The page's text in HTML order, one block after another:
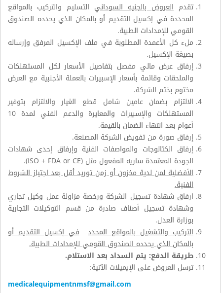
تقدم العروض بالجنيه السوداني التسليم والتركيب بالمواقع
المحددة في إكسيل التقديم أو بالمكان الذي يحدده الصندوق
القومي للإمدادات الطبية.
ملء كل الأعمدة المطلوبة في ملف الإكسيل المرفق وإرساله
بصيغة الإكسيل.
إرفاق عرض مالي مفصل بتفاصيل الأسعار لكل المستهلكات
والملحقات وقائمة بأسعار الإسبيرات بالعملة الأجنبية مع العرض
مختوم بختم الشركة.
الالتزام بضمان عامين شامل قطع الغيار والالتزام بتوفير
المستهلكات والإسبيرات والمعايرة والدعم الفني لمدة 10
أعوام بعد انتهاء الضمان بالقيمة.
إرفاق صورة من تفويض الشركة المصنعة.
إرفاق الكتالوجات والمواصفات الفنية وإرفاق إحدى شهادات
الجودة المعتمدة ساريه المفعول مثل (FDA or CE
+
ISO
)
.
الأفضلية لمن لدية مخزون أو زمن توريد أقل بعد اجتياز الشروط
الفنية.
ارفاق شهادة تسجيل الشركة ورخصة مزاولة عمل وكيل تجاري
وشهادة تسجيل أصناف صادرة من قسم التوكيلات التجارية
بوزارة العدل.
التركيب والتشغيل بالمواقع المحدد
في إكسيل التقديم أو
بالمكان الذي يحدده الصندوق القومي للإمدادات الطبية.
طريقة الدفع: يتم السداد بعد الاستلام.
ترسل العروض على الإيميلات الآتية:
medicalequipmentnmsf@gmail.com